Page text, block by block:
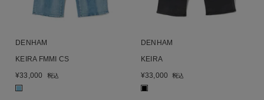
DENHAM
KEIRA FMMI CS
¥33,000 税込
DENHAM
KEIRA
¥33,000 税込